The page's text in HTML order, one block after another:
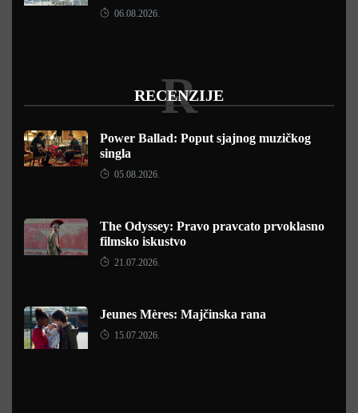
06.08.2026.
RECENZIJE
R
Power Ballad: Poput sjajnog muzičkog
singla
05.08.2026.
The Odyssey: Pravo pravcato prvoklasno
filmsko iskustvo
21.07.2026.
Jeunes Mères: Majčinska rana
15.07.2026.